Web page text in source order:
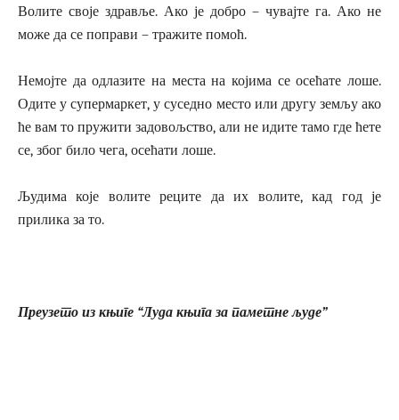
Волите своје здравље. Ако је добро – чувајте га. Ако не
може да се поправи – тражите помоћ.
Немојте да одлазите на места на којима се осећате лоше.
Одите у супермаркет, у суседно место или другу земљу ако
ће вам то пружити задовољство, али не идите тамо где ћете
се, због било чега, осећати лоше.
Људима које волите реците да их волите, кад год је
прилика за то.
Преузето из књиге “Луда књига за паметне људе”